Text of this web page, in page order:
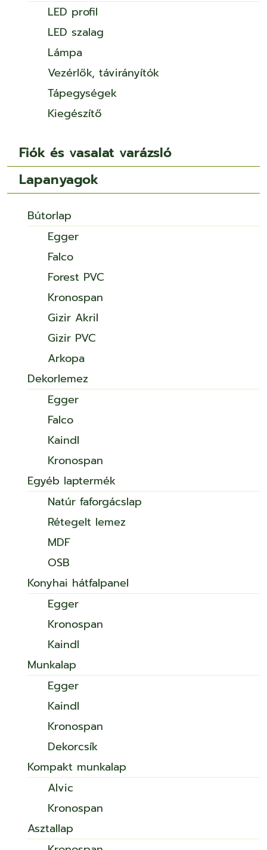
LED profil
LED szalag
Lámpa
Vezérlők, távirányítók
Tápegységek
Kiegészítő
Fiók és vasalat varázsló
Lapanyagok
Bútorlap
Egger
Falco
Forest PVC
Kronospan
Gizir Akril
Gizir PVC
Arkopa
Dekorlemez
Egger
Falco
Kaindl
Kronospan
Egyéb laptermék
Natúr faforgácslap
Rétegelt lemez
MDF
OSB
Konyhai hátfalpanel
Egger
Kronospan
Kaindl
Munkalap
Egger
Kaindl
Kronospan
Dekorcsík
Kompakt munkalap
Alvic
Kronospan
Asztallap